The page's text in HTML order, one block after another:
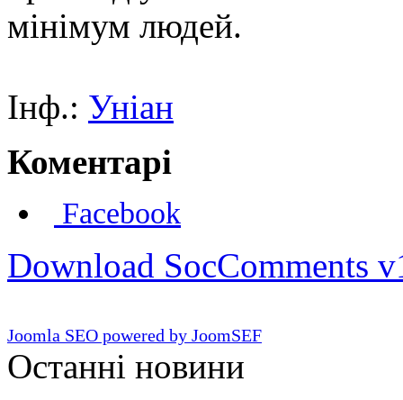
мінімум людей.
Інф.: Уніан
Коментарі
Facebook
Download SocComments
Joomla SEO powered by JoomSEF
Останні новини